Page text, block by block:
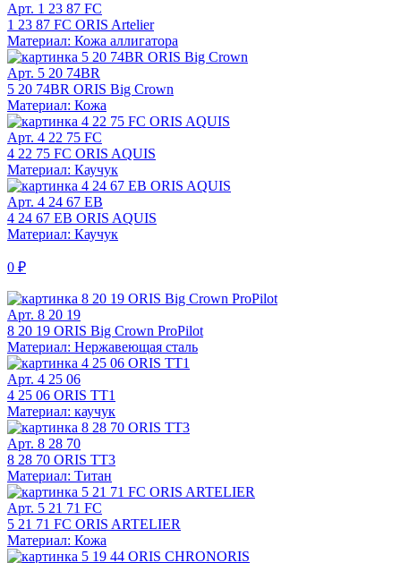
Арт. 1 23 87 FC
1 23 87 FC ORIS Artelier
Материал: Кожа аллигатора
Арт. 5 20 74BR
5 20 74BR ORIS Big Crown
Материал: Кожа
Арт. 4 22 75 FC
4 22 75 FC ORIS AQUIS
Материал: Каучук
Арт. 4 24 67 EB
4 24 67 EB ORIS AQUIS
Материал: Каучук
0 ₽
Арт. 8 20 19
8 20 19 ORIS Big Crown ProPilot
Материал: Нержавеющая сталь
Арт. 4 25 06
4 25 06 ORIS TT1
Материал: каучук
Арт. 8 28 70
8 28 70 ORIS TT3
Материал: Титан
Арт. 5 21 71 FC
5 21 71 FC ORIS ARTELIER
Материал: Кожа